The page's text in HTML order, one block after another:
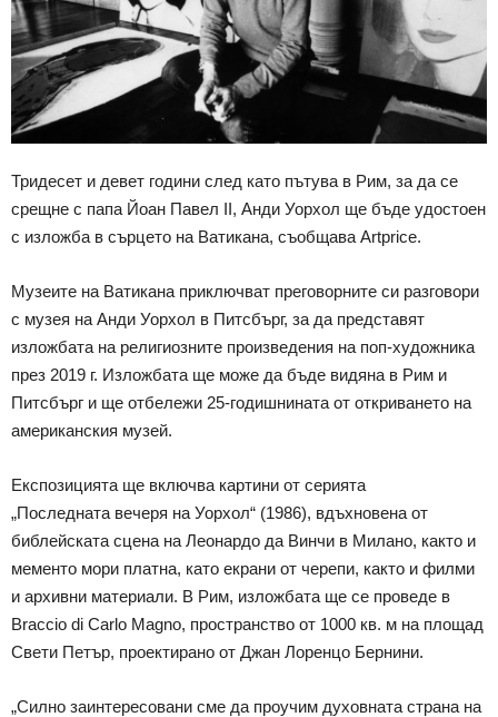
Тридесет и девет години след като пътува в Рим, за да се
срещне с папа Йоан Павел II, Анди Уорхол ще бъде удостоен
с изложба в сърцето на Ватикана, съобщава Artprice.
Музеите на Ватикана приключват преговорните си разговори
с музея на Анди Уорхол в Питсбърг, за да представят
изложбата на религиозните произведения на поп-художника
през 2019 г. Изложбата ще може да бъде видяна в Рим и
Питсбърг и ще отбележи 25-годишнината от откриването на
американския музей.
Експозицията ще включва картини от серията
„Последната вечеря на Уорхол“ (1986), вдъхновена от
библейската сцена на Леонардо да Винчи в Милано, както и
мементо мори платна, като екрани от черепи, както и филми
и архивни материали. В Рим, изложбата ще се проведе в
Braccio di Carlo Magno, пространство от 1000 кв. м на площад
Свети Петър, проектирано от Джан Лоренцо Бернини.
„Силно заинтересовани сме да проучим духовната страна на